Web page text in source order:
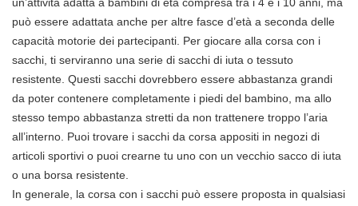
un’attività adatta a bambini di età compresa tra i 4 e i 10 anni, ma
può essere adattata anche per altre fasce d’età a seconda delle
capacità motorie dei partecipanti. Per giocare alla corsa con i
sacchi, ti serviranno una serie di sacchi di iuta o tessuto
resistente. Questi sacchi dovrebbero essere abbastanza grandi
da poter contenere completamente i piedi del bambino, ma allo
stesso tempo abbastanza stretti da non trattenere troppo l’aria
all’interno. Puoi trovare i sacchi da corsa appositi in negozi di
articoli sportivi o puoi crearne tu uno con un vecchio sacco di iuta
o una borsa resistente.
In generale, la corsa con i sacchi può essere proposta in qualsiasi